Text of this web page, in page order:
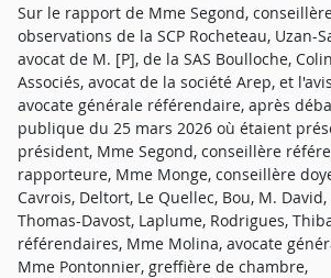
Sur le rapport de Mme Segond,
observations de la SCP Rocheteau, Uzan-
avocat de M. [P], de la SAS Boulloche,
Associés, avocat de la société Arep, et
avocate générale référendaire, après
publique du 25 mars 2026 où étaient
président, Mme Segond, conseillère
rapporteure, Mme Monge, conseillère
Cavrois, Deltort, Le Quellec, Bou, M.
Thomas-Davost, Laplume, Rodrigues,
référendaires, Mme Molina, avocate
Mme Pontonnier, greffière de chambre,